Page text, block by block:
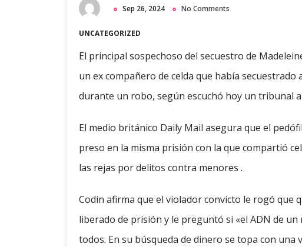
Sep 26, 2024 No Comments
UNCATEGORIZED
El principal sospechoso del secuestro de
un ex compañero de celda que había
durante un robo, según escuchó hoy un tribunal
El medio británico Daily Mail asegura que el
preso en la misma prisión con la que compartió
las rejas por delitos contra menores .
Codin afirma que el violador convicto le rogó que
liberado de prisión y le preguntó si «el ADN de
todos. En su búsqueda de dinero se topa con